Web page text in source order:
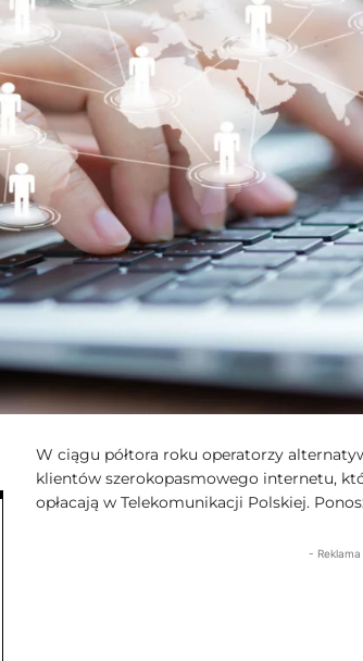
W ciągu półtora roku operatorzy
klientów szerokopasmowego internetu,
opłacają w Telekomunikacji Polskiej.
-